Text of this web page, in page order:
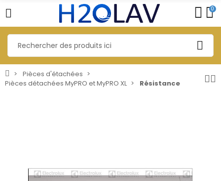
0
Pièces d'étachées
Pièces détachées MyPRO et MyPRO XL
Résistance